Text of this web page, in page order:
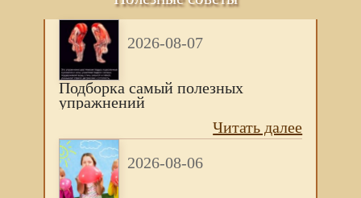
2026-08-07
Подборка самый полезных
упражнений
Читать далее
2026-08-06